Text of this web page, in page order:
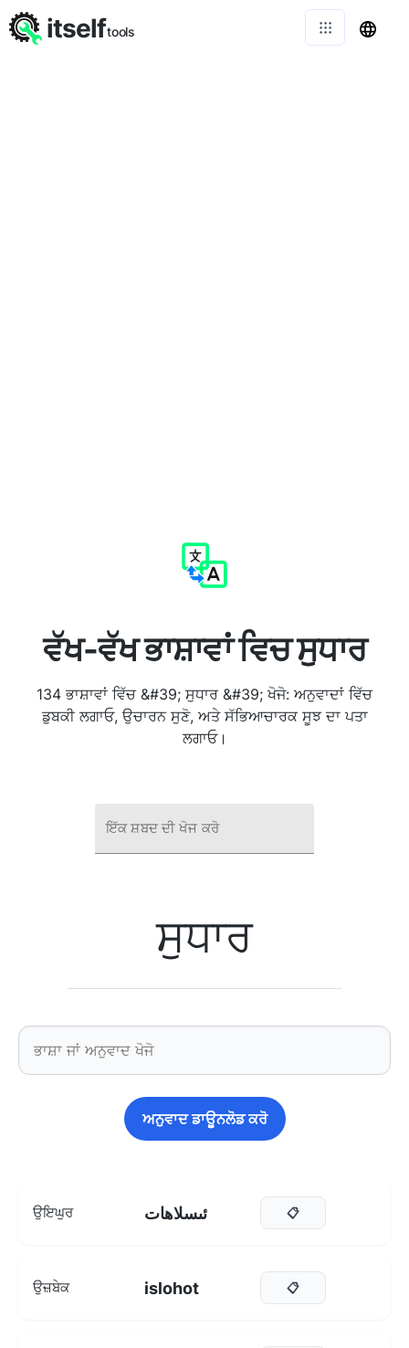
ਵੱਖ-ਵੱਖ ਭਾਸ਼ਾਵਾਂ ਵਿਚ ਸੁਧਾਰ
134 ਭਾਸ਼ਾਵਾਂ ਵਿੱਚ &#39; ਸੁਧਾਰ &#39; ਖੋਜੋ: ਅਨੁਵਾਦਾਂ ਵਿੱਚ
ਡੁਬਕੀ ਲਗਾਓ, ਉਚਾਰਨ ਸੁਣੋ, ਅਤੇ ਸੱਭਿਆਚਾਰਕ ਸੂਝ ਦਾ ਪਤਾ
ਲਗਾਓ।
ਇੱਕ ਸ਼ਬਦ ਦੀ ਖੋਜ ਕਰੋ
ਸੁਧਾਰ
ਅਨੁਵਾਦ ਡਾਊਨਲੋਡ ਕਰੋ
ਉਇਘੁਰ ئىسلاھات 📋
ਉਜ਼ਬੇਕ islohot 📋
itselftools